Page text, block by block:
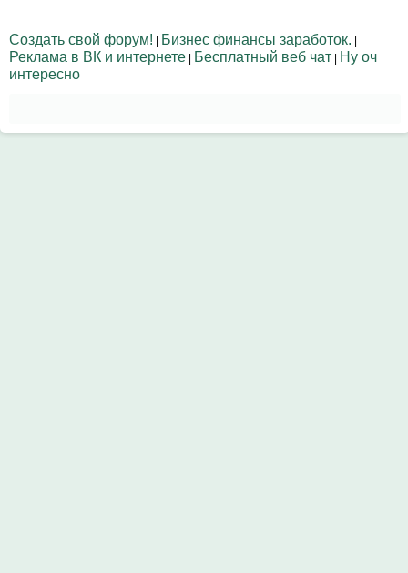
Создать свой форум! | Бизнес финансы заработок. |
Реклама в ВК и интернете | Бесплатный веб чат | Ну оч
интересно